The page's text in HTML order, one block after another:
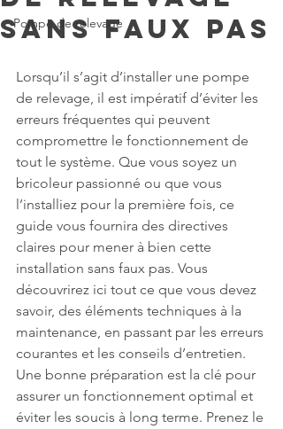
Pompe de relevage
sans faux pas
Lorsqu’il s’agit d’installer une pompe
de relevage, il est impératif d’éviter les
erreurs fréquentes qui peuvent
compromettre le fonctionnement de
tout le système. Que vous soyez un
bricoleur passionné ou que vous
l’installiez pour la première fois, ce
guide vous fournira des directives
claires pour mener à bien cette
installation sans faux pas. Vous
découvrirez ici tout ce que vous devez
savoir, des éléments techniques à la
maintenance, en passant par les erreurs
courantes et les conseils d’entretien.
Une bonne préparation est la clé pour
assurer un fonctionnement optimal et
éviter les soucis à long terme. Prenez le